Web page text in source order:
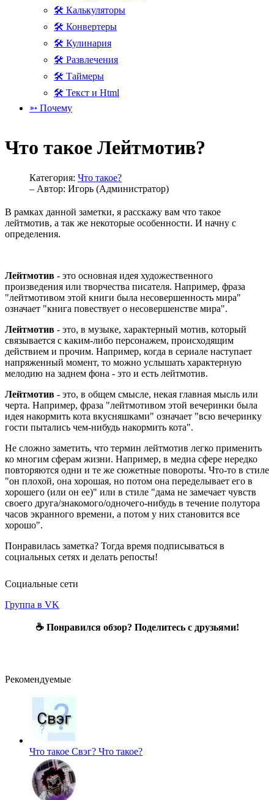
🛠 Калькуляторы
🛠 Конвертеры
🛠 Кулинария
🛠 Развлечения
🛠 Таймеры
🛠 Текст и Html
➳ Почему
Что такое Лейтмотив?
Категория: Что такое?
– Автор: Игорь (Администратор)
В рамках данной заметки, я расскажу вам что такое
лейтмотив, а так же некоторые особенности. И начну с
определения.
Лейтмотив - это основная идея художественного
произведения или творчества писателя. Например, фраза
"лейтмотивом этой книги была несовершенность мира"
означает "книга повествует о несовершенстве мира".
Лейтмотив - это, в музыке, характерный мотив, который
связывается с каким-либо персонажем, происходящим
действием и прочим. Например, когда в сериале наступает
напряженный момент, то можно услышать характерную
мелодию на заднем фона - это и есть лейтмотив.
Лейтмотив - это, в общем смысле, некая главная мысль или
черта. Например, фраза "лейтмотивом этой вечеринки была
идея накормить кота вкусняшками" означает "всю вечеринку
гости пытались чем-нибудь накормить кота".
Не сложно заметить, что термин лейтмотив легко применить
ко многим сферам жизни. Например, в медиа сфере нередко
повторяются одни и те же сюжетные повороты. Что-то в стиле
"он плохой, она хорошая, но потом она переделывает его в
хорошего (или он ее)" или в стиле "дама не замечает чувств
своего друга/знакомого/одночего-нибудь в течение полутора
часов экранного времени, а потом у них становится все
хорошо".
Понравилась заметка? Тогда время подписываться в
социальных сетях и делать репосты!
Социальные сети
Группа в VK
☕ Понравился обзор? Поделитесь с друзьями!
Рекомендуемые
Что такое Свэг? Что такое?